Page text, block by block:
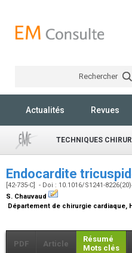
Rechercher
Actualités Revues
TECHNIQUES
Endocardite
[42-735-C] - Doi : 10.1016/S1241-
S. Chauvaud
Département de chirurgie cardiaque,
PDF Article
Résumé
Mots clés